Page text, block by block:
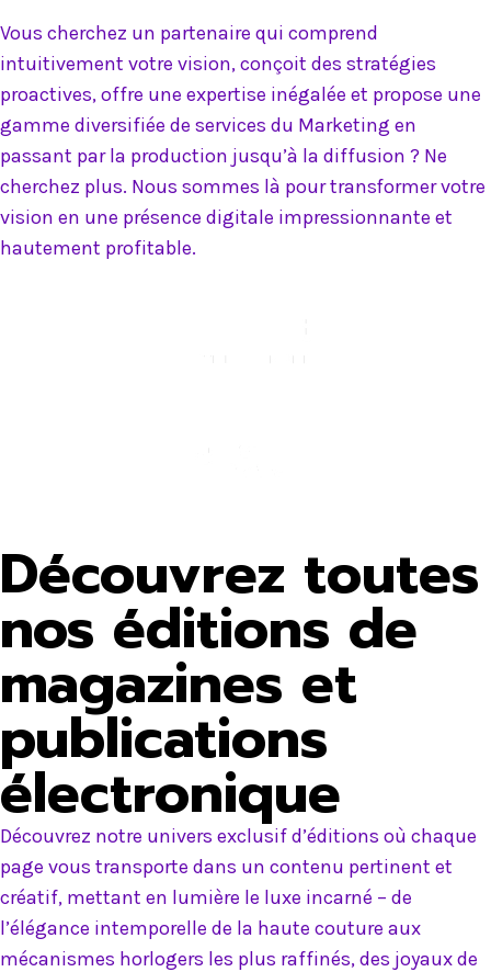
Vous cherchez un partenaire qui comprend
intuitivement votre vision, conçoit des stratégies
proactives, offre une expertise inégalée et propose une
gamme diversifiée de services du Marketing en
passant par la production jusqu’à la diffusion ? Ne
cherchez plus. Nous sommes là pour transformer votre
vision en une présence digitale impressionnante et
hautement profitable.
Découvrez toutes
nos éditions de
magazines et
publications
électronique
Découvrez notre univers exclusif d’éditions où chaque
page vous transporte dans un contenu pertinent et
créatif, mettant en lumière le luxe incarné – de
l’élégance intemporelle de la haute couture aux
mécanismes horlogers les plus raffinés, des joyaux de